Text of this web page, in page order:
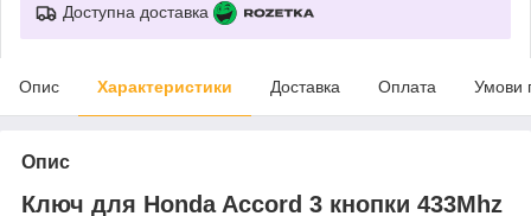
Доступна доставка
Опис Характеристики Доставка Оплата Умови
Опис
Ключ для Honda Accord 3 кнопки 433Mhz